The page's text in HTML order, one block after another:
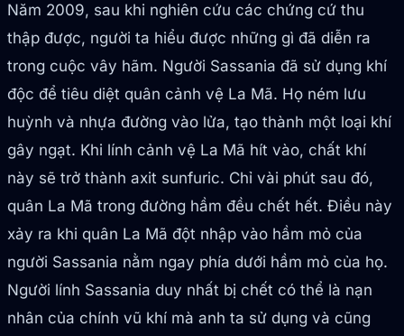
Năm 2009, sau khi nghiên cứu các chứng cứ thu
thập được, người ta hiểu được những gì đã diễn ra
trong cuộc vây hãm. Người Sassania đã sử dụng khí
độc để tiêu diệt quân cảnh vệ La Mã. Họ ném lưu
huỳnh và nhựa đường vào lửa, tạo thành một loại khí
gây ngạt. Khi lính cảnh vệ La Mã hít vào, chất khí
này sẽ trở thành axit sunfuric. Chỉ vài phút sau đó,
quân La Mã trong đường hầm đều chết hết. Điều này
xảy ra khi quân La Mã đột nhập vào hầm mỏ của
người Sassania nằm ngay phía dưới hầm mỏ của họ.
Người lính Sassania duy nhất bị chết có thể là nạn
nhân của chính vũ khí mà anh ta sử dụng và cũng